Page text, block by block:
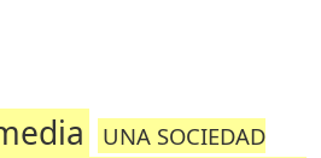
UNA SOCIEDAD